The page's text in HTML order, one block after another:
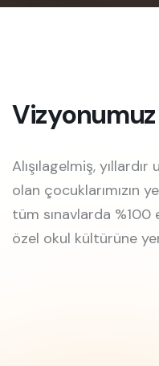
Vizyonumuz
Alışılagelmiş,
olan çocuklarımızın
tüm sınavlarda %100
özel okul kültürüne